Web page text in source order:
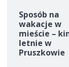
Sposób na
wakacje w
mieście –
letnie w
Pruszkowie